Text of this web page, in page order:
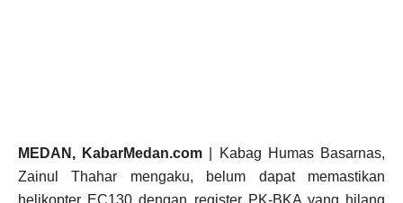
MEDAN, KabarMedan.com | Kabag Humas Basarnas,
Zainul Thahar mengaku, belum dapat memastikan
helikopter EC130 dengan register PK-BKA yang hilang